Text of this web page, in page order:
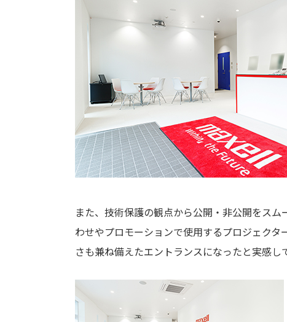
また、技術保護の観点から公開・非公開をス
わせやプロモーションで使用するプロジェク
さも兼ね備えたエントランスになったと実感し